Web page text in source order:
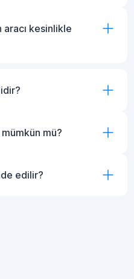
aracı kesinlikle
mü?
edilir?